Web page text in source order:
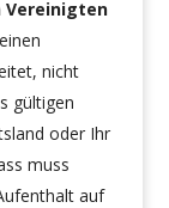
Vereinigten
nicht
gültigen
oder Ihr
muss
auf